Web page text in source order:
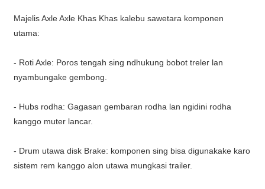
Majelis Axle Axle Khas Khas kalebu sawetara komponen
utama:
- Roti Axle: Poros tengah sing ndhukung bobot treler lan
nyambungake gembong.
- Hubs rodha: Gagasan gembaran rodha lan ngidini rodha
kanggo muter lancar.
- Drum utawa disk Brake: komponen sing bisa digunakake karo
sistem rem kanggo alon utawa mungkasi trailer.